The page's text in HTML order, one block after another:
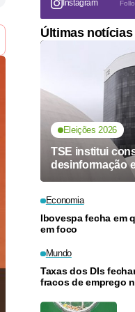
Instagram
Últimas notícias
Eleições 2026
TSE institui
desinformação
Economia
Ibovespa fecha em
em foco
Mundo
Taxas dos DIs
fracos de emprego